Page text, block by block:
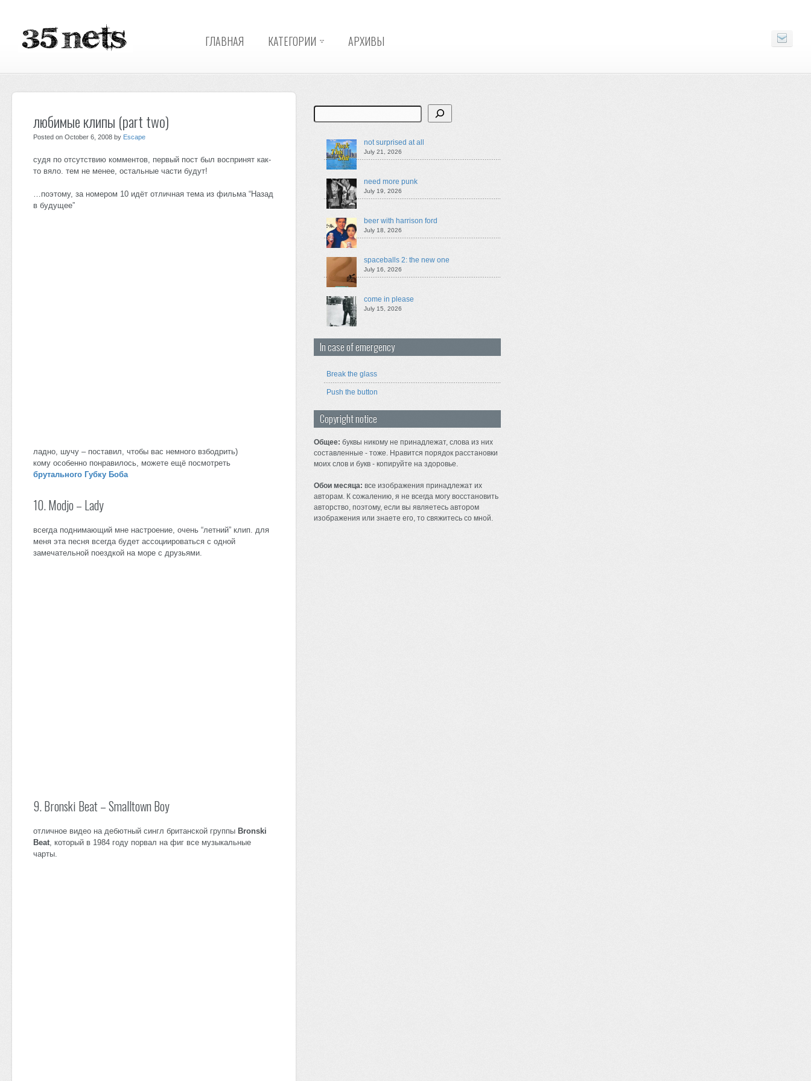
ГЛАВНАЯ КАТЕГОРИИ АРХИВЫ
любимые клипы (part two)
Posted on October 6, 2008 by Escape
судя по отсутствию комментов, первый пост был воспринят как-
то вяло. тем не менее, остальные части будут!
…поэтому, за номером 10 идёт отличная тема из фильма “Назад
в будущее”
ладно, шучу – поставил, чтобы вас немного взбодрить)
кому особенно понравилось, можете ещё посмотреть
брутального Губку Боба
10. Modjo – Lady
всегда поднимающий мне настроение, очень “летний” клип. для
меня эта песня всегда будет ассоциироваться с одной
замечательной поездкой на море с друзьями.
9. Bronski Beat – Smalltown Boy
отличное видео на дебютный сингл британской группы Bronski
Beat, который в 1984 году порвал на фиг все музыкальные
чарты.
Search
not surprised at all
July 21, 2026
need more punk
July 19, 2026
beer with harrison ford
July 18, 2026
spaceballs 2: the new one
July 16, 2026
come in please
July 15, 2026
In case of emergency
Break the glass
Push the button
Copyright notice
Общее: буквы никому не принадлежат, слова из них
составленные - тоже. Нравится порядок расстановки
моих слов и букв - копируйте на здоровье.
Обои месяца: все изображения принадлежат их
авторам. К сожалению, я не всегда могу восстановить
авторство, поэтому, если вы являетесь автором
изображения или знаете его, то свяжитесь со мной.